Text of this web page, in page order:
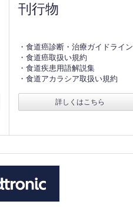
刊行物
・食道癌診断・治療ガイドライン
・食道癌取扱い規約
・食道疾患用語解説集
・食道アカラシア取扱い規約
詳しくはこちら